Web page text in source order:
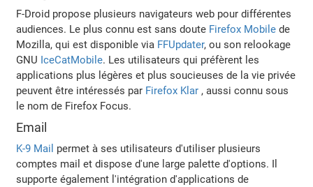
F-Droid propose plusieurs navigateurs web pour différentes
audiences. Le plus connu est sans doute Firefox Mobile de
Mozilla, qui est disponible via FFUpdater, ou son relookage
GNU IceCatMobile. Les utilisateurs qui préfèrent les
applications plus légères et plus soucieuses de la vie privée
peuvent être intéressés par Firefox Klar , aussi connu sous
le nom de Firefox Focus.
Email
K-9 Mail permet à ses utilisateurs d'utiliser plusieurs
comptes mail et dispose d'une large palette d'options. Il
supporte également l'intégration d'applications de